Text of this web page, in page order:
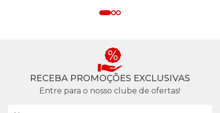
RECEBA PROMOÇÕES EXCLUSIVAS
Entre para o nosso clube de ofertas!